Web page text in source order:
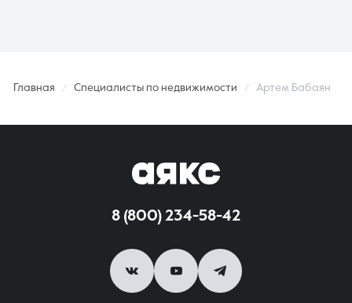
Главная Специалисты по недвижимости Артем Бабаян
8 (800) 234-58-42